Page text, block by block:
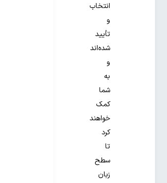
انتخاب
و
تأیید
شده‌اند
و
به
شما
کمک
خواهند
کرد
تا
سطح
زبان